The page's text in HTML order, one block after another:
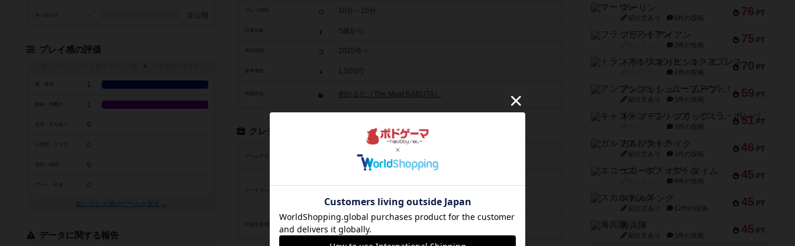
10分～15分
5歳から
2025年～
参考価格 1,500円
関連作品 肉かるた（The Meat KARUTA）
クレジット
ゲームデザイン ヨシナガ タツキ（Tatsuki Yoshinaga）
ドコムス（Dokomusu）
プレイクリエイト（Play Create）
- 非公開
プレイ感の評価
※
1
戦略・判断力 1
0
0
0
アート・外見 0
似たプレイ感のゲームを探す→
データに関する報告
76 PT
マーリン
紹介文あり 6件の投稿
75 PT
フラットアイアン
2件の投稿
70 PT
トランスオリエント・エクスプレス
1件の投稿
59 PT
アンブッシュ！：ムーブアウト！
紹介文あり 1件の投稿
51 PT
キャプテン・フリップ：イスラ・ボンバ
2件の投稿
46 PT
ガルフストライク
紹介文あり 1件の投稿
45 PT
エコーズ・オブ・タイム
8件の投稿
45 PT
スカルキング
紹介文あり 12件の投稿
45 PT
海兵隊
紹介文あり 1件の投稿